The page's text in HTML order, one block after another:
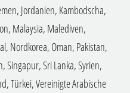
Jordanien, Kambodscha,
Malaysia, Malediven,
Nordkorea, Oman, Pakistan,
Singapur, Sri Lanka, Syrien,
Türkei, Vereinigte Arabische